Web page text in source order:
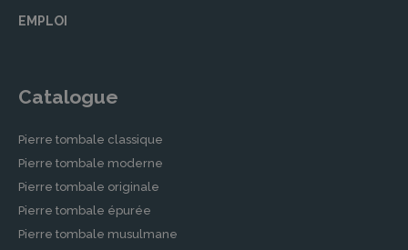
EMPLOI
Catalogue
Pierre tombale classique
Pierre tombale moderne
Pierre tombale originale
Pierre tombale épurée
Pierre tombale musulmane